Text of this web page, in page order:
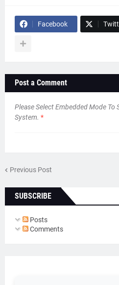
Facebook
Post a Comment
Please Select Embedded Mode To
System. *
Previous Post
SUBSCRIBE
Posts
Comments